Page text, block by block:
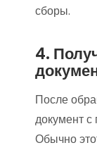
сборы.
4.
После
документ
Обычно